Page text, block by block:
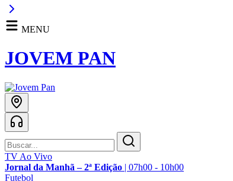
MENU
JOVEM PAN
TV Ao Vivo
Jornal da Manhã – 2ª Edição | 07h00 - 10h00
Futebol